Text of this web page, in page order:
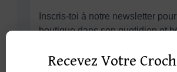
Recevez Votre